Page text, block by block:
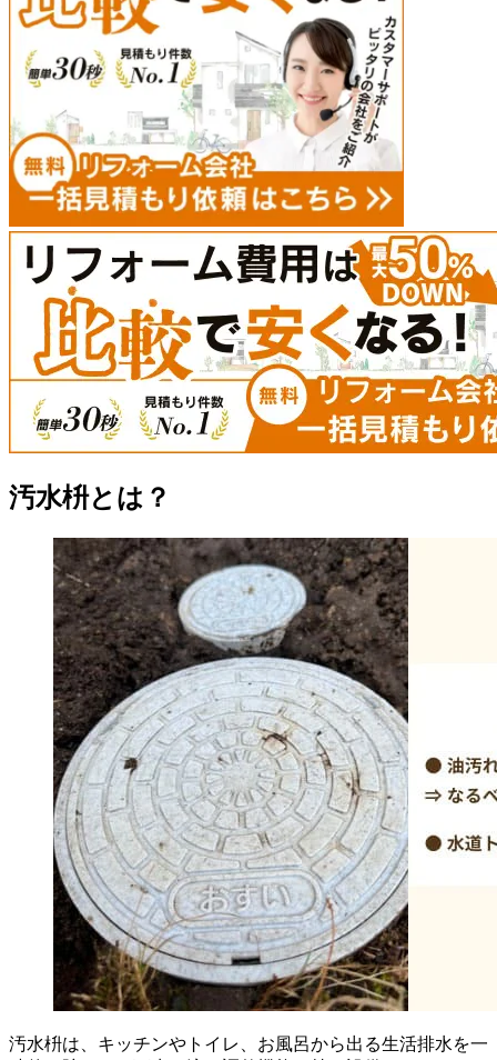
汚水枡とは？
汚水枡は、キッチンやトイレ、お風呂から出る生活排水を一